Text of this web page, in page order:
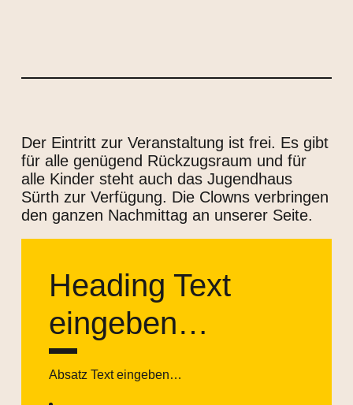
Der Eintritt zur Veranstaltung ist frei. Es gibt
für alle genügend Rückzugsraum und für
alle Kinder steht auch das Jugendhaus
Sürth zur Verfügung. Die Clowns verbringen
den ganzen Nachmittag an unserer Seite.
Heading Text
eingeben…
Absatz Text eingeben…